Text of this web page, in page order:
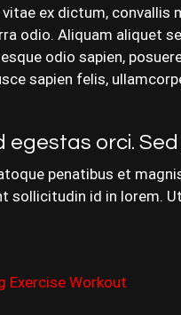
vitae ex dictum, convallis
odio. Aliquam aliquet
odio sapien,
sapien felis,
egestas orci.
penatibus et
sollicitudin id in lorem.
Exercise Workout